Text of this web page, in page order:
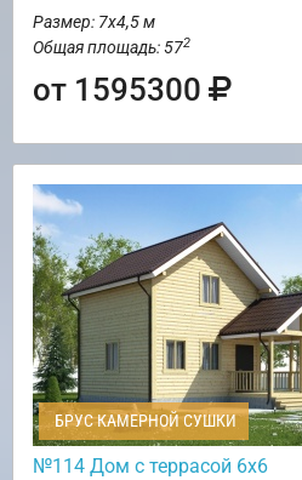
Размер: 7х4,5 м
Общая площадь: 572
от 1595300
БРУС КАМЕРНОЙ СУШКИ
№114 Дом с террасой 6х6